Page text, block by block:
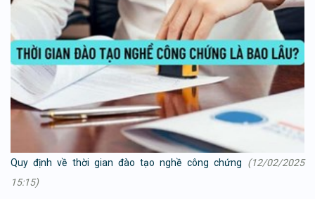
Quy định về thời gian đào tạo nghề công chứng
(12/02/2025
15:15)